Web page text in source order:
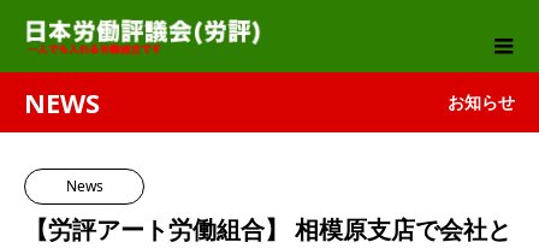
NEWS お知らせ
News
【労評アート労働組合】 相模原支店で会社と